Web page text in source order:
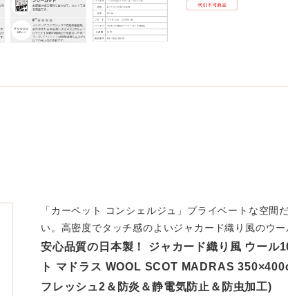
「カーペット コンシェルジュ」プライベートな空間
い。高密度でタッチ感のよいジャカード織り風のウー
安心品質の日本製！ ジャカード織り風 ウール
ト マドラス WOOL SCOT MADRAS
フレッシュ2＆防炎＆静電気防止＆防虫加工)